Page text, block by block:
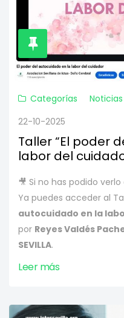
Categorías
Noticias
22-10-2025
Taller “El poder
labor del
🎥 Si no has podido
Ya puedes acceder al
autocuidado en la
por Reyes Valdés
SEVILLA.
Leer más